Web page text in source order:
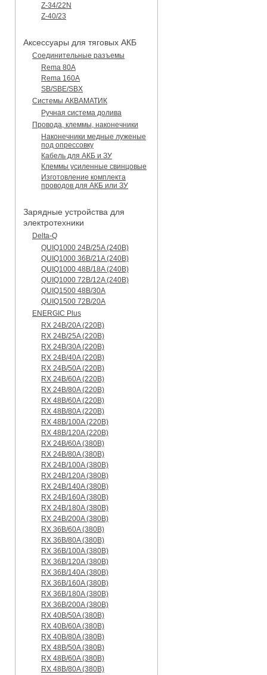
Z-34/22N
Z-40/23
Аксессуары для тяговых АКБ
Соединительные разъемы
Rema 80A
Rema 160A
SB/SBE/SBX
Системы АКВАМАТИК
Ручная система долива
Провода, клеммы, наконечники
Наконечники медные луженые
под опрессовку
Кабель для АКБ и ЗУ
Клеммы усиленные свинцовые
Изготовление комплекта
проводов для АКБ или ЗУ
Зарядные устройства для
электротехники
Delta-Q
QUIQ1000 24B/25A (240B)
QUIQ1000 36B/21A (240B)
QUIQ1000 48B/18A (240B)
QUIQ1000 72B/12A (240B)
QUIQ1500 48B/30A
QUIQ1500 72B/20A
ENERGIC Plus
RX 24B/20A (220B)
RX 24B/25A (220B)
RX 24B/30A (220B)
RX 24B/40A (220B)
RX 24B/50A (220B)
RX 24B/60A (220B)
RX 24B/80A (220B)
RX 48B/60A (220B)
RX 48B/80A (220B)
RX 48B/100A (220B)
RX 48B/120A (220B)
RX 24B/60A (380B)
RX 24B/80A (380B)
RX 24B/100A (380B)
RX 24B/120A (380B)
RX 24B/140A (380B)
RX 24B/160A (380B)
RX 24B/180A (380B)
RX 24B/200A (380B)
RX 36B/60A (380B)
RX 36B/80A (380B)
RX 36B/100A (380B)
RX 36B/120A (380B)
RX 36B/140A (380B)
RX 36B/160A (380B)
RX 36B/180A (380B)
RX 36B/200A (380B)
RX 40B/50A (380B)
RX 40B/60A (380B)
RX 40B/80A (380B)
RX 48B/50A (380B)
RX 48B/60A (380B)
RX 48B/80A (380B)